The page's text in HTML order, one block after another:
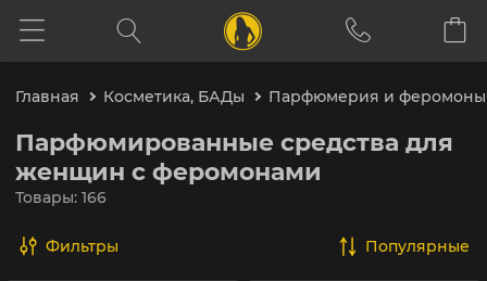
Главная Косметика, БАДы Парфюмерия и феромоны
Парфюмированные средства для
женщин с феромонами
Товары: 166
Фильтры популярные